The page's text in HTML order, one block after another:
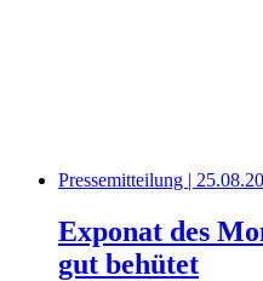
Pressemitteilung |
Exponat des
gut behütet